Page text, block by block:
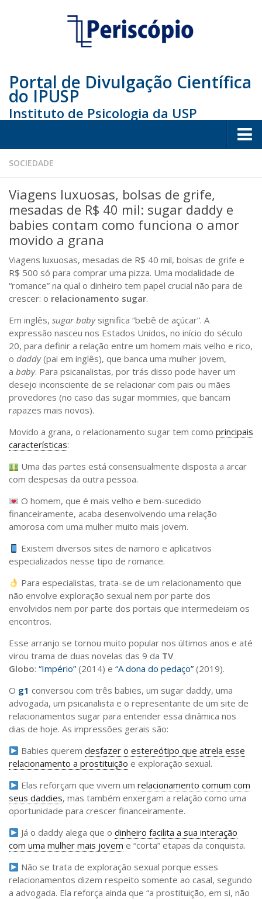
Portal de Divulgação Científica
do IPUSP
Instituto de Psicologia da USP
Home
Educação
Arte e Cultura
Bio
Saúde
Seções
Perfil
Commentor
Lançamento
Psico-HQ
Dossiês
Gênero
Alfabetização
Transtorno do Espectro Autista
Quem somos
Sobre o Portal
SOCIEDADE
Viagens luxuosas, bolsas de grife,
mesadas de R$ 40 mil: sugar daddy e
babies contam como funciona o amor
movido a grana
Viagens luxuosas, mesadas de R$ 40 mil, bolsas de grife e
R$ 500 só para comprar uma pizza. Uma modalidade de
“romance” na qual o dinheiro tem papel crucial não para de
crescer: o relacionamento sugar.
Em inglês, sugar babysignifica “bebê de açúcar”. A
expressão nasceu nos Estados Unidos, no início do século
20, para definir a relação entre um homem mais velho e rico,
o daddy(pai em inglês), que banca uma mulher jovem,
a baby. Para psicanalistas, por trás disso pode haver um
desejo inconsciente de se relacionar com pais ou mães
provedores (no caso das sugar mommies, que bancam
rapazes mais novos).
Movido a grana, o relacionamento sugar tem como principais
características:
Uma das partes está consensualmente disposta a arcar
com despesas da outra pessoa.
O homem, que é mais velho e bem-sucedido
financeiramente, acaba desenvolvendo uma relação
amorosa com uma mulher muito mais jovem.
Existem diversos sites de namoro e aplicativos
especializados nesse tipo de romance.
Para especialistas, trata-se de um relacionamento que
não envolve exploração sexual nem por parte dos
envolvidos nem por parte dos portais que intermedeiam os
encontros.
Esse arranjo se tornou muito popular nos últimos anos e até
virou trama de duas novelas das 9 da TV
Globo: “Império” (2014) e “A dona do pedaço” (2019).
O g1 conversou com três babies, um sugar daddy, uma
advogada, um psicanalista e o representante de um site de
relacionamentos sugar para entender essa dinâmica nos
dias de hoje. As impressões gerais são:
Babies queremdesfazer o estereótipo que atrela esse
relacionamento a prostituição e exploração sexual.
Elas reforçam que vivem umrelacionamento comum com
seus daddies, mas também enxergam a relação como uma
oportunidade para crescer financeiramente.
Já o daddy alega que odinheiro facilita a sua interação
com uma mulher mais jovem e “corta” etapas da conquista.
Não se trata de exploração sexual porque esses
relacionamentos dizem respeito somente ao casal, segundo
a advogada. Ela reforça ainda que “a prostituição, em si, não